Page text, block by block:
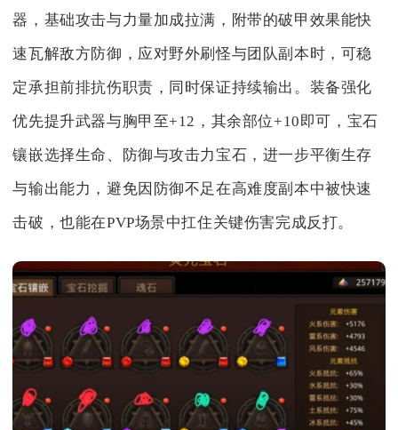
器，基础攻击与力量加成拉满，附带的破甲效果能快
速瓦解敌方防御，应对野外刷怪与团队副本时，可稳
定承担前排抗伤职责，同时保证持续输出。装备强化
优先提升武器与胸甲至+12，其余部位+10即可，宝石
镶嵌选择生命、防御与攻击力宝石，进一步平衡生存
与输出能力，避免因防御不足在高难度副本中被快速
击破，也能在PVP场景中扛住关键伤害完成反打。